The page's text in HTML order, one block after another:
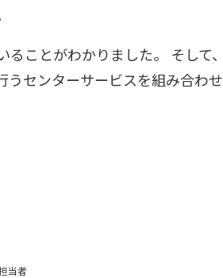
ことがわかりました。 そして、
うセンターサービスを組み合わせ
当者